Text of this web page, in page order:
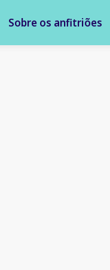
Sobre os anfitriões